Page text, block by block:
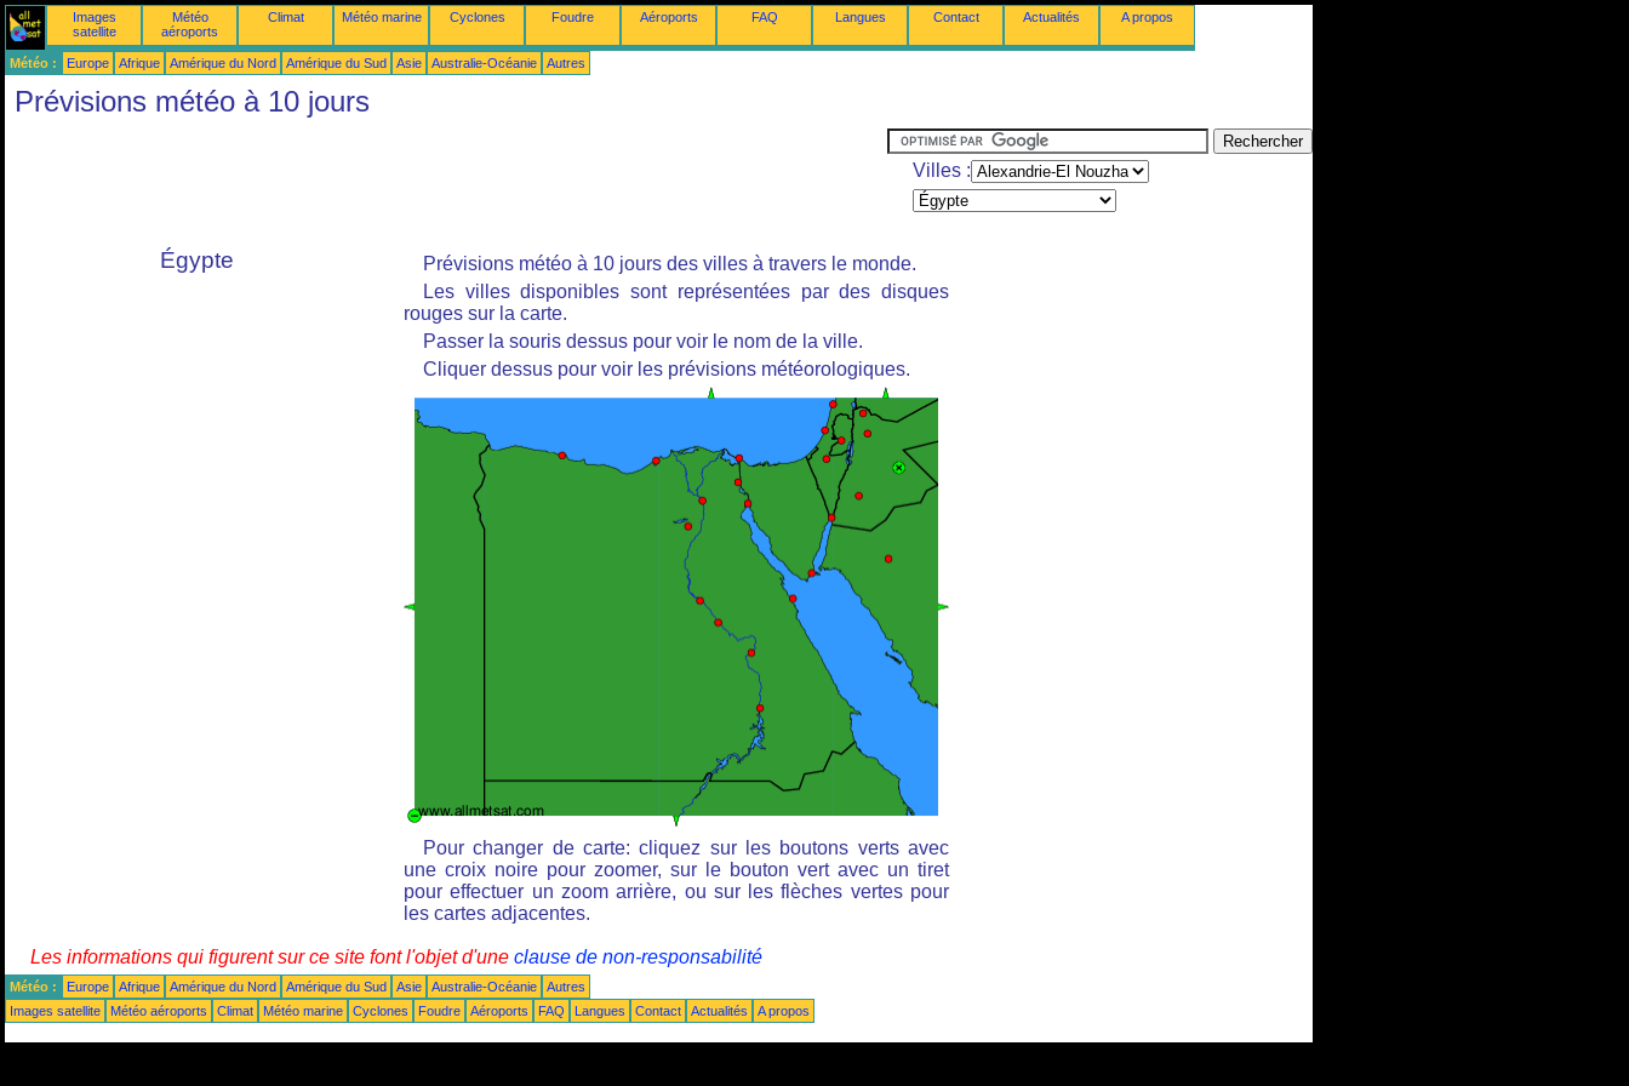
Images
satellite
Météo
aéroports
Climat Météo marine Cyclones Foudre Aéroports FAQ Langues Contact Actualités A propos
Météo : Europe Afrique Amérique du Nord Amérique du Sud Asie Australie-Océanie Autres
Prévisions météo à 10 jours
Villes :
Égypte
Prévisions météo à 10 jours des villes à travers le monde.
Les villes disponibles sont représentées par des disques
rouges sur la carte.
Passer la souris dessus pour voir le nom de la ville.
Cliquer dessus pour voir les prévisions météorologiques.
Pour changer de carte: cliquez sur les boutons verts avec
une croix noire pour zoomer, sur le bouton vert avec un tiret
pour effectuer un zoom arrière, ou sur les flèches vertes pour
les cartes adjacentes.
Les informations qui figurent sur ce site font l'objet d'une clause de non-responsabilité
Météo : Europe Afrique Amérique du Nord Amérique du Sud Asie Australie-Océanie
Autres
Images satellite
Météo aéroports Climat Météo marine Cyclones Foudre Aéroports FAQ Langues Contact Actualités A propos